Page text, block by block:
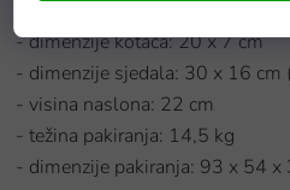
- dimenzije kotača: 20 x 7 cm
- dimenzije sjedala: 30 x 16 cm
- visina naslona: 22 cm
- težina pakiranja: 14,5 kg
- dimenzije pakiranja: 93 x 54 x